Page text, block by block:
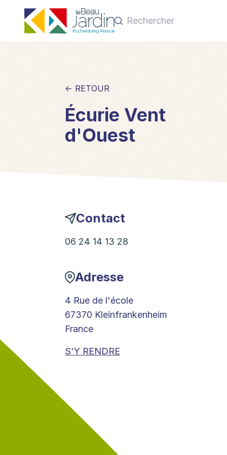
← RETOUR
Écurie Vent
d'Ouest
Contact
06 24 14 13 28
Adresse
4 Rue de l'école
67370 Kleinfrankenheim
France
S'Y RENDRE